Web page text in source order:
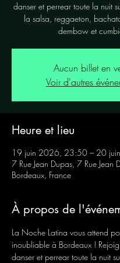
danser et perrear toute la nuit
la salsa, reggaeton,
dembow et
Aucun billet en
Voir d'autres
Heure et lieu
19 juin 2026, 23:50 – 20
7 Rue Jean Dupas, 7 Rue
Bordeaux, France
À propos de
La Noche Latina vous attend
inoubliable à Bordeaux !
danser et perrear toute la nuit